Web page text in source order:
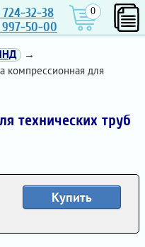
724-32-38
997-50-00
0
→
компрессионная для
технических труб
Купить